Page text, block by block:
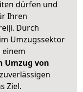
dürfen und
Ihren
Durch
im Umzugssektor
Umzug von
Ziel.